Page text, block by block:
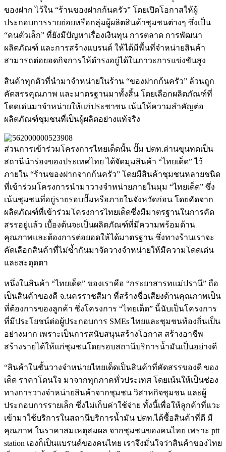
ของฝาก ไว้ใน “ร้านของฝากก้นครัว” โดยเปิดโอกาสให้ผู้
ประกอบการรายย่อยหรือกลุ่มผู้ผลิตสินค้าชุมชนต่างๆ ซึ่งเป็น
“คนตัวเล็ก” ที่ยังมีปัญหาเรื่องเงินทุน การตลาด การพัฒนา
ผลิตภัณฑ์ และการสร้างแบรนด์ ให้ได้มีพื้นที่จำหน่ายสินค้า
สามารถต่อยอดกิจการให้ดำรงอยู่ได้ในภาวะการแข่งขันสูง
สินค้าทุกตัวที่นำมาจำหน่ายในร้าน “ของฝากก้นครัว” ล้วนถูก
คัดสรรคุณภาพ และมาตรฐานมาทั้งสิ้น โดยเลือกผลิตภัณฑ์ที่
โดดเด่นมาจำหน่ายให้แก่ประชาชน เน้นให้ความสำคัญต่อ
ผลิตภัณฑ์ชุมชนที่เป็นผู้ผลิตอย่างแท้จริง
ส่วนการเข้าร่วมโครงการไทยเด็ดนั้น ปั๊ม ปตท.ด่านขุนทดเป็น
สถานีนำร่องของประเทศไทย ได้จัดมุมสินค้า “ไทยเด็ด” ไว้
ภายใน “ร้านของฝากจากก้นครัว” โดยมีสินค้าชุมชนหลายชนิด
ที่เข้าร่วมโครงการนำมาวางจำหน่ายภายในมุม “ไทยเด็ด” ซึ่ง
เน้นชุมชนที่อยู่รายรอบปั๊มหรือภายในจังหวัดก่อน โดยคัดจาก
ผลิตภัณฑ์ที่เข้าร่วมโครงการไทยเด็ดซึ่งมีมาตรฐานในการคัด
สรรอยู่แล้ว เบื้องต้นจะเป็นผลิตภัณฑ์ที่มีความพร้อมด้าน
คุณภาพและต้องการต่อยอดให้ได้มาตรฐาน ซึ่งทางร้านเราจะ
คัดเลือกสินค้าที่ไม่ซ้ำกันมาจัดวางจำหน่ายให้มีความโดดเด่น
และสะดุดตา
หนึ่งในสินค้า “ไทยเด็ด” ของเราคือ “กระยาสารทแม่ปรานี” ถือ
เป็นสินค้าของดี จ.นครราชสีมา ที่สร้างชื่อเสียงด้านคุณภาพเป็น
ที่ต้องการของลูกค้า ซึ่งโครงการ “ไทยเด็ด” นี้นับเป็นโครงการ
ที่มีประโยชน์ต่อผู้ประกอบการ SMEs ไทยและชุมชนท้องถิ่นเป็น
อย่างมาก เพราะเป็นการสนับสนุนสร้างโอกาส สร้างอาชีพ
สร้างรายได้ให้แก่ชุมชนโดยรอบสถานีบริการน้ำมันเป็นอย่างดี
“สินค้าในชั้นวางจำหน่ายไทยเด็ดเป็นสินค้าที่คัดสรรของดี ของ
เด็ด ราคาโดนใจ มาจากทุกภาคทั่วประเทศ โดยเน้นให้เป็นช่อง
ทางการวางจำหน่ายสินค้าจากชุมชน วิสาหกิจชุมชน และผู้
ประกอบการรายเล็ก ซึ่งไม่เก็บค่าใช้จ่าย ทั้งนี้เพื่อให้ลูกค้าที่แวะ
เข้ามาใช้บริการในสถานีบริการน้ำมัน ปตท.ได้ซื้อสินค้าที่ดี มี
คุณภาพ ในราคาสมเหตุสมผล จากชุมชนของคนไทย เพราะ ptt
station เองก็เป็นแบรนด์ของคนไทย เราจึงมั่นใจว่าสินค้าของไทย